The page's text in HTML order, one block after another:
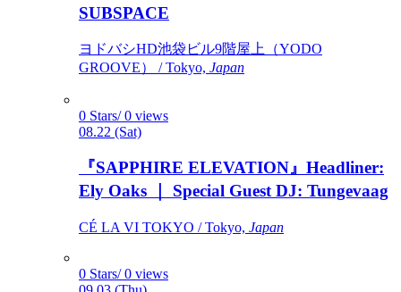
SUBSPACE
ヨドバシHD池袋ビル9階屋上（YODO
GROOVE） / Tokyo, Japan
0 Stars/ 0 views
08.22 (Sat)
『SAPPHIRE ELEVATION』Headliner:
Ely Oaks ｜ Special Guest DJ: Tungevaag
CÉ LA VI TOKYO / Tokyo, Japan
0 Stars/ 0 views